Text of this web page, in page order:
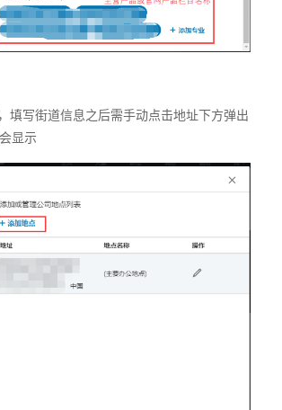
填写街道信息之后需手动点击地址下方弹出
显示